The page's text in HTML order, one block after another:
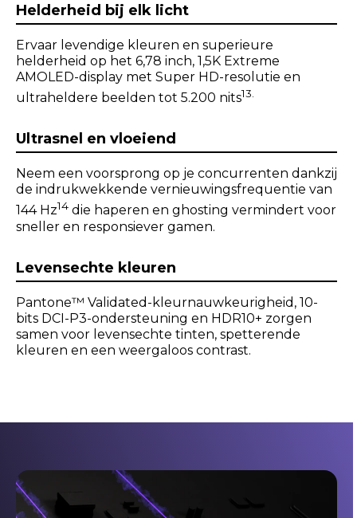
Helderheid bij elk licht
Ervaar levendige kleuren en superieure
helderheid op het 6,78 inch, 1,5K Extreme
AMOLED-display met Super HD-resolutie en
ultraheldere beelden tot 5.200 nits13.
Ultrasnel en vloeiend
Neem een voorsprong op je concurrenten dankzij
de indrukwekkende vernieuwingsfrequentie van
144 Hz14 die haperen en ghosting vermindert voor
sneller en responsiever gamen.
Levensechte kleuren
Pantone™ Validated-kleurnauwkeurigheid, 10-
bits DCI-P3-ondersteuning en HDR10+ zorgen
samen voor levensechte tinten, spetterende
kleuren en een weergaloos contrast.